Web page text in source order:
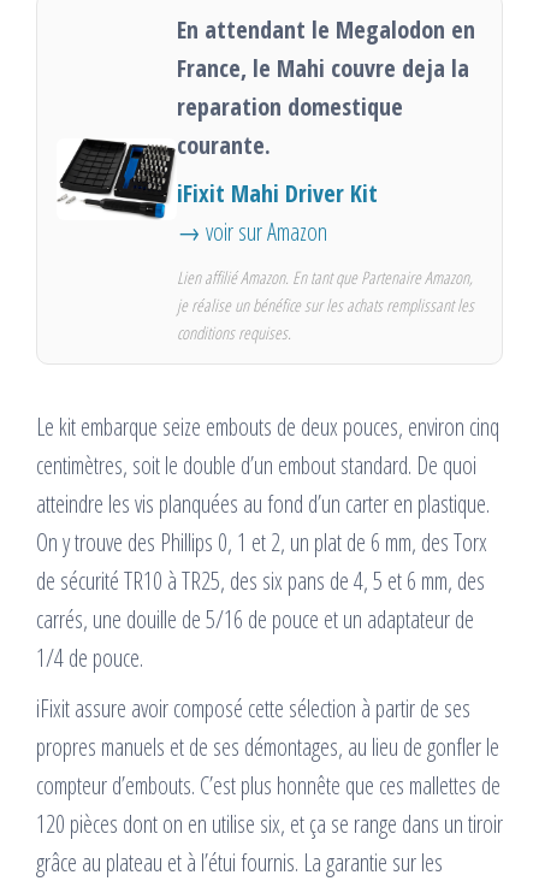
En attendant le Megalodon en
France, le Mahi couvre deja la
reparation domestique
courante.
iFixit Mahi Driver Kit
→ voir sur Amazon
Lien affilié Amazon. En tant que Partenaire Amazon,
je réalise un bénéfice sur les achats remplissant les
conditions requises.
Le kit embarque seize embouts de deux pouces, environ cinq
centimètres, soit le double d’un embout standard. De quoi
atteindre les vis planquées au fond d’un carter en plastique.
On y trouve des Phillips 0, 1 et 2, un plat de 6 mm, des Torx
de sécurité TR10 à TR25, des six pans de 4, 5 et 6 mm, des
carrés, une douille de 5/16 de pouce et un adaptateur de
1/4 de pouce.
iFixit assure avoir composé cette sélection à partir de ses
propres manuels et de ses démontages, au lieu de gonfler le
compteur d’embouts. C’est plus honnête que ces mallettes de
120 pièces dont on en utilise six, et ça se range dans un tiroir
grâce au plateau et à l’étui fournis. La garantie sur les